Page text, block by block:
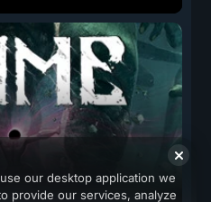
our desktop application we
provide our services, analyze